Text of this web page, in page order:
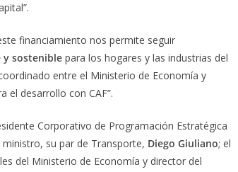
financiamiento nos permite seguir
sostenible para los hogares y las industrias del
entre el Ministerio de Economía y
el desarrollo con CAF”.
Corporativo de Programación Estratégica
su par de Transporte, Diego Giuliano; el
del Ministerio de Economía y director del